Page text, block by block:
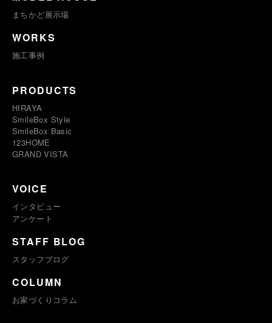
まちかど展示場
WORKS
施工事例
PRODUCTS
HIRAYA
SmileBox Style
SmileBox Basic
123HOME
GRAND VISTA
VOICE
インタビュー
アンケート
STAFF BLOG
スタッフブログ
COLUMN
お家づくりコラム